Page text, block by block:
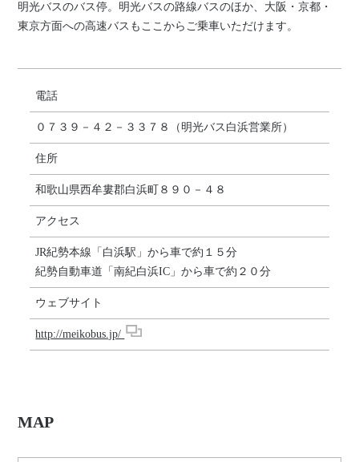
明光バスのバス停。明光バスの路線バスのほか、大阪・京都・
東京方面への高速バスもここからご乗車いただけます。
電話
０７３９－４２－３３７８（明光バス白浜営業所）
住所
和歌山県西牟婁郡白浜町８９０－４８
アクセス
JR紀勢本線「白浜駅」から車で約１５分
紀勢自動車道「南紀白浜IC」から車で約２０分
ウェブサイト
http://meikobus.jp/
MAP